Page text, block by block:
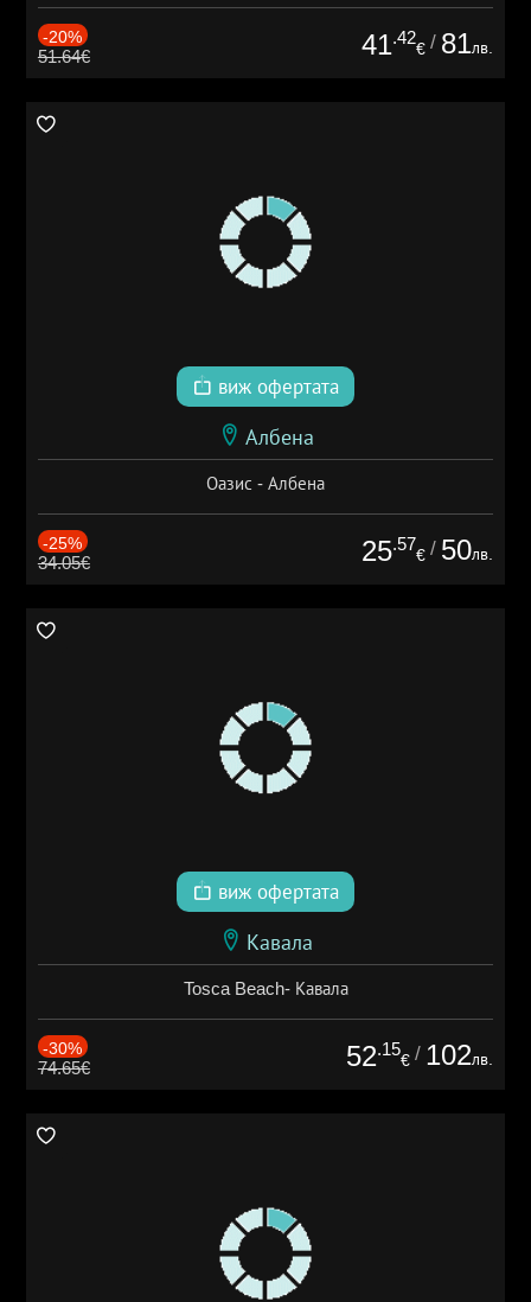
-20%
51.64€ 41.42
€ / 81лв.
виж офертата
Албена
Оазис - Албена
-25%
34.05€ 25.57
€ / 50лв.
виж офертата
Кавала
Tosca Beach- Кавала
-30%
74.65€ 52.15
€ / 102лв.